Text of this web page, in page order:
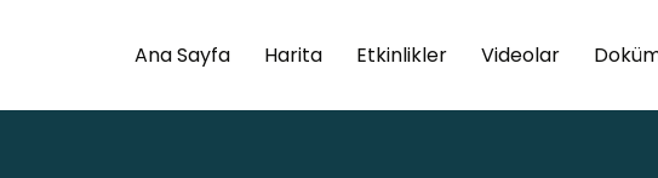
Ana Sayfa Harita Etkinlikler Videolar